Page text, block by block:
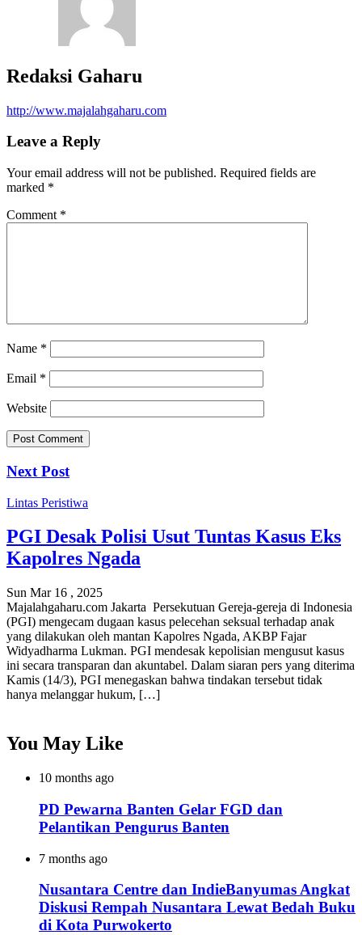
Redaksi Gaharu
http://www.majalahgaharu.com
Leave a Reply
Your email address will not be published. Required fields are
marked *
Comment *
Name *
Email *
Website
Next Post
Lintas Peristiwa
PGI Desak Polisi Usut Tuntas Kasus Eks
Kapolres Ngada
Sun Mar 16 , 2025
Majalahgaharu.com Jakarta Persekutuan Gereja-gereja di Indonesia
(PGI) mengecam dugaan kasus pelecehan seksual terhadap anak
yang dilakukan oleh mantan Kapolres Ngada, AKBP Fajar
Widyadharma Lukman. PGI mendesak kepolisian mengusut kasus
ini secara transparan dan akuntabel. Dalam siaran pers yang diterima
Kamis (14/3), PGI menegaskan bahwa tindakan tersebut tidak
hanya melanggar hukum, […]
You May Like
10 months ago
PD Pewarna Banten Gelar FGD dan
Pelantikan Pengurus Banten
7 months ago
Nusantara Centre dan IndieBanyumas Angkat
Diskusi Rempah Nusantara Lewat Bedah Buku
di Kota Purwokerto